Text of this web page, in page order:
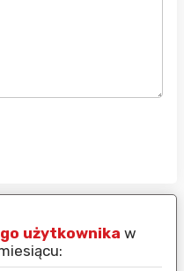
użytkownika w